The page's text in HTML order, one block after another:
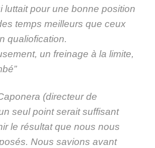
luttait pour une bonne position
temps meilleurs que ceux
qualiofication.
un freinage à la limite,
(directeur de
seul point serait suffisant
le résultat que nous nous
Nous savions avant